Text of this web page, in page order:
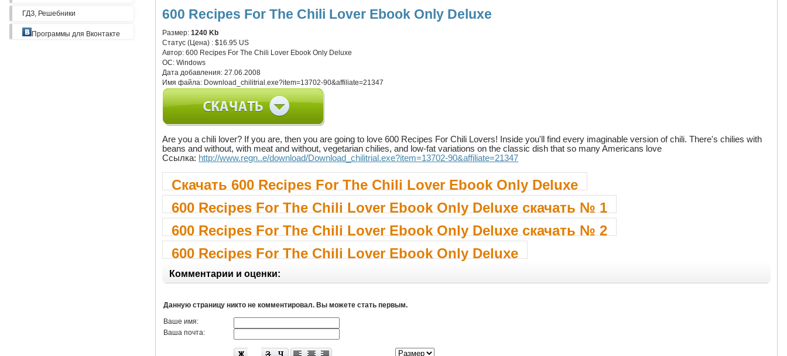
ГДЗ, Решебники
Программы для Вконтакте
600 Recipes For The Chili Lover Ebook Only Deluxe
Размер:1240 Kb
Статус (Цена) :$16.95 US
Автор:600 Recipes For The Chili Lover Ebook Only Deluxe
ОС:Windows
Дата добавления:27.06.2008
Имя файла: Download_chilitrial.exe?item=13702-90&affiliate=21347
Are you a chili lover? If you are, then you are going to love 600 Recipes For Chili Lovers! Inside you'll find every imaginable version of chili. There's chilies with
beans and without, with meat and without, vegetarian chilies, and low-fat variations on the classic dish that so many Americans love
Ссылка: http://www.regn..e/download/Download_chilitrial.exe?item=13702-90&affiliate=21347
Скачать 600 Recipes For The Chili Lover Ebook Only Deluxe
600 Recipes For The Chili Lover Ebook Only Deluxe скачать № 1
600 Recipes For The Chili Lover Ebook Only Deluxe скачать № 2
600 Recipes For The Chili Lover Ebook Only Deluxe
Комментарии и оценки:
Данную страницу никто не комментировал. Вы можете стать первым.
Ваше имя:
Ваша почта: